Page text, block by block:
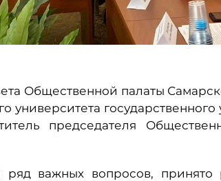
Общественной палаты
университета государственного
председателя
важных вопросов,